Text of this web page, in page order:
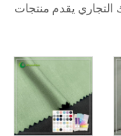
يقدم منتجات